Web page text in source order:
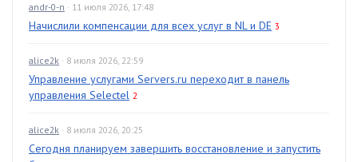
andr-0-n · 11 июля 2026, 17:48
Начислили компенсации для всех услуг в NL и DE 3
alice2k · 8 июля 2026, 22:59
Управление услугами Servers.ru переходит в панель
управления Selectel 2
alice2k · 8 июля 2026, 20:25
Сегодня планируем завершить восстановление и запустить